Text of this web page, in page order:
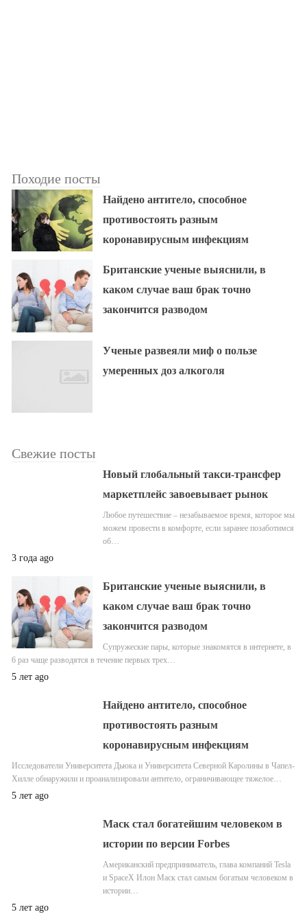
Походие посты
Найдено антитело, способное
противостоять разным
коронавирусным инфекциям
Британские ученые выяснили, в
каком случае ваш брак точно
закончится разводом
Ученые развеяли миф о пользе
умеренных доз алкоголя
Свежие посты
Новый глобальный такси-трансфер
маркетплейс завоевывает рынок
Любое путешествие – незабываемое время, которое мы
можем провести в комфорте, если заранее позаботимся
об…
3 года ago
Британские ученые выяснили, в
каком случае ваш брак точно
закончится разводом
Супружеские пары, которые знакомятся в интернете, в
6 раз чаще разводятся в течение первых трех…
5 лет ago
Найдено антитело, способное
противостоять разным
коронавирусным инфекциям
Исследователи Университета Дьюка и Университета Северной Каролины в Чапел-
Хилле обнаружили и проанализировали антитело, ограничивающее тяжелое…
5 лет ago
Маск стал богатейшим человеком в
истории по версии Forbes
Американский предприниматель, глава компаний Tesla
и SpaceX Илон Маск стал самым богатым человеком в
истории…
5 лет ago